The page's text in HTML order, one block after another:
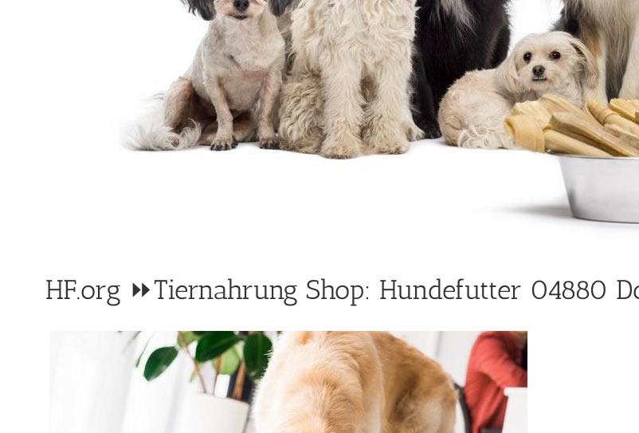
HF.org ⏩Tiernahrung Shop: Hundefutter 04880